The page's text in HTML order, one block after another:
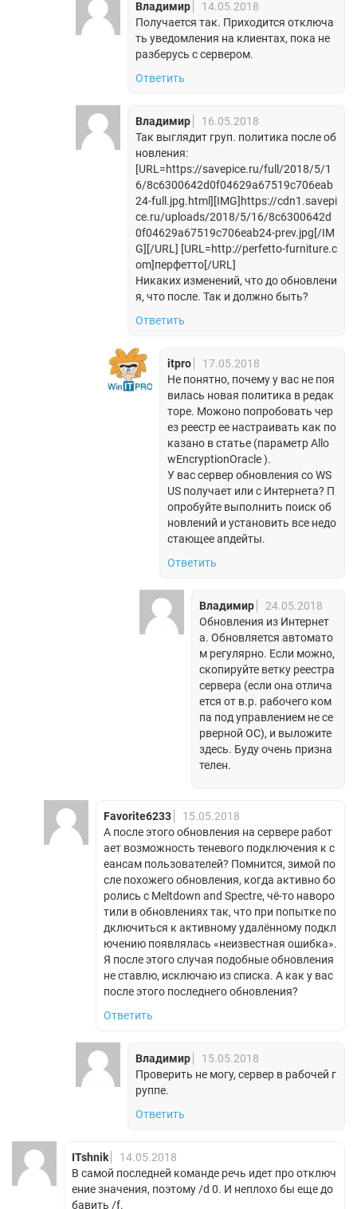
Владимир
14.05.2018
Получается так. Приходится отключа
ть уведомления на клиентах, пока не
разберусь с сервером.
Ответить
Владимир
16.05.2018
Так выглядит груп. политика после об
новления:
[URL=https://savepice.ru/full/2018/5/1
6/8c6300642d0f04629a67519c706eab
24-full.jpg.html][IMG]https://cdn1.savepi
ce.ru/uploads/2018/5/16/8c6300642d
0f04629a67519c706eab24-prev.jpg[/IM
G][/URL] [URL=http://perfetto-furniture.c
om]перфетто[/URL]
Никаких изменений, что до обновлени
я, что после. Так и должно быть?
Ответить
itpro
17.05.2018
Не понятно, почему у вас не поя
вилась новая политика в редак
торе. Можоно попробовать чер
ез реестр ее настраивать как по
казано в статье (параметр Allo
wEncryptionOracle ).
У вас сервер обновления со WS
US получает или с Интернета? П
опробуйте выполнить поиск об
новлений и установить все недо
стающее апдейты.
Ответить
Владимир
24.05.2018
Обновления из Интернет
а. Обновляется автомато
м регулярно. Если можно,
скопируйте ветку реестра
сервера (если она отлича
ется от в.р. рабочего ком
па под управлением не се
рверной ОС), и выложите
здесь. Буду очень призна
телен.
Favorite6233
15.05.2018
А после этого обновления на сервере работ
ает возможность теневого подключения к с
еансам пользователей? Помнится, зимой по
сле похожего обновления, когда активно бо
ролись с Meltdown and Spectre, чё-то наворо
тили в обновлениях так, что при попытке по
дключиться к активному удалённому подкл
ючению появлялась «неизвестная ошибка».
Я после этого случая подобные обновления
не ставлю, исключаю из списка. А как у вас
после этого последнего обновления?
Ответить
Владимир
15.05.2018
Проверить не могу, сервер в рабочей г
руппе.
Ответить
ITshnik
14.05.2018
В самой последней команде речь идет про отключ
ение значения, поэтому /d 0. И неплохо бы еще до
бавить /f.